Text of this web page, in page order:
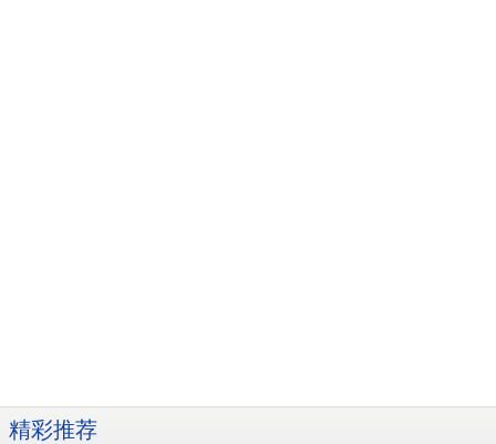
精彩推荐